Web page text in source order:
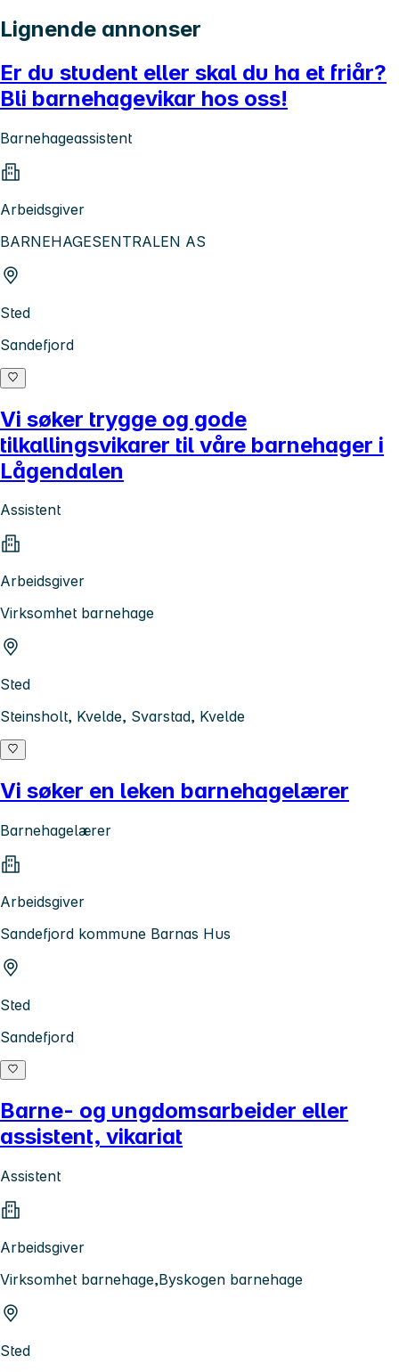
Lignende annonser
Er du student eller skal du ha et friår?
Bli barnehagevikar hos oss!
Barnehageassistent
Arbeidsgiver
BARNEHAGESENTRALEN AS
Sted
Sandefjord
Vi søker trygge og gode
tilkallingsvikarer til våre barnehager i
Lågendalen
Assistent
Arbeidsgiver
Virksomhet barnehage
Sted
Steinsholt, Kvelde, Svarstad, Kvelde
Vi søker en leken barnehagelærer
Barnehagelærer
Arbeidsgiver
Sandefjord kommune Barnas Hus
Sted
Sandefjord
Barne- og ungdomsarbeider eller
assistent, vikariat
Assistent
Arbeidsgiver
Virksomhet barnehage,Byskogen barnehage
Sted